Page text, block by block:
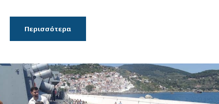
Περισσότερα